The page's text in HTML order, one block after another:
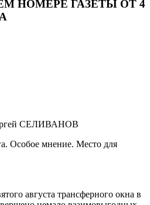
НОМЕРЕ ГАЗЕТЫ ОТ 4
СЕЛИВАНОВ
Особое мнение. Место для
августа трансферного окна в